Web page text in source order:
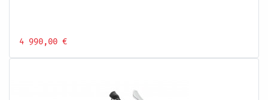
4 990,00 €